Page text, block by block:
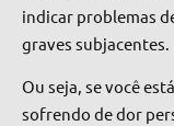
indicar problemas
graves subjacentes.
Ou seja, se você está
sofrendo de dor